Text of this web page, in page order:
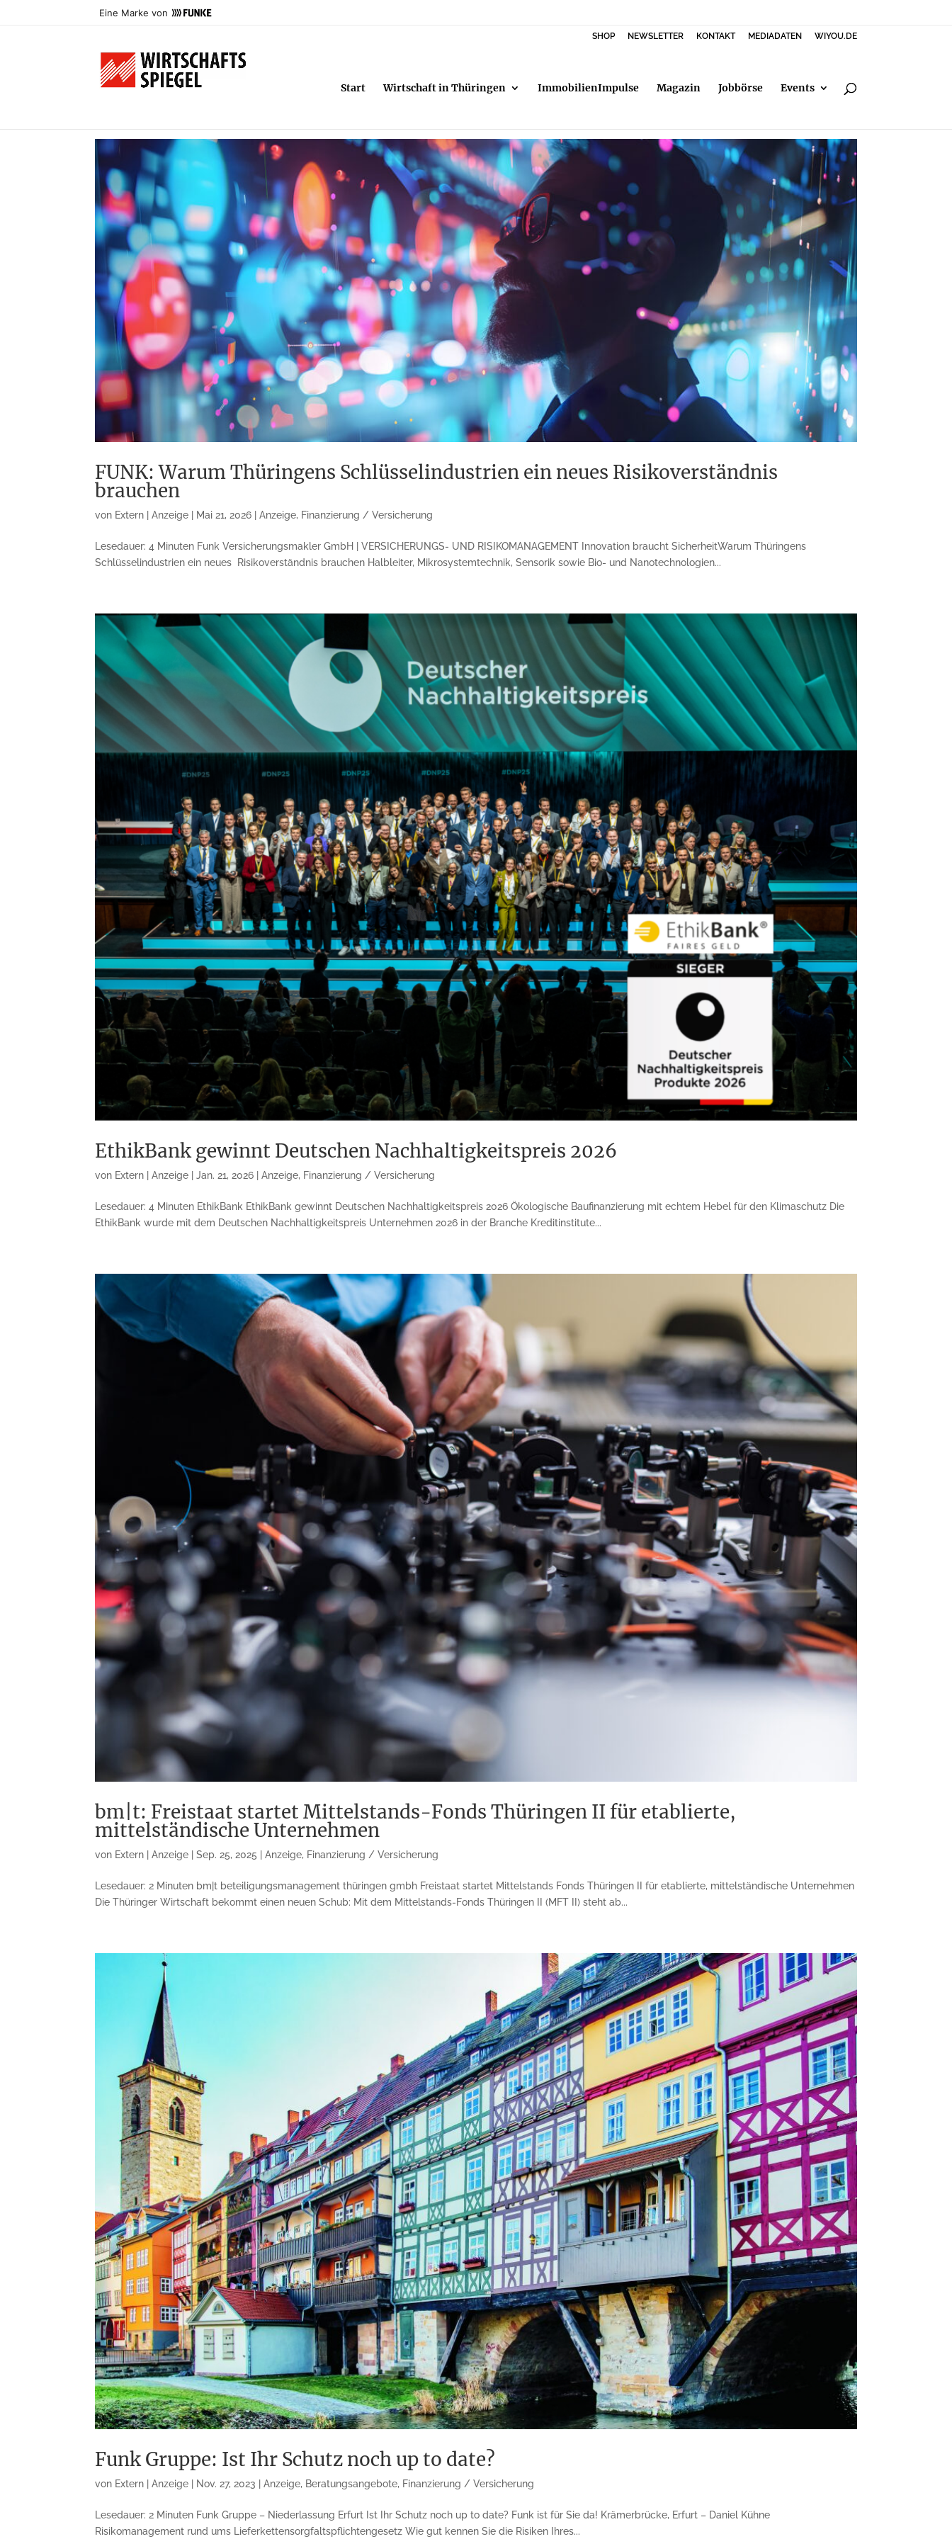
Eine Marke von
SHOP NEWSLETTER KONTAKT MEDIADATEN WIYOU.DE
Start Wirtschaft in Thüringen ImmobilienImpulse Magazin Jobbörse Events
FUNK: Warum Thüringens Schlüsselindustrien ein neues Risikoverständnis
brauchen
von Extern | Anzeige Mai 21, 2026 |Anzeige, Finanzierung / Versicherung
Lesedauer: 4 Minuten Funk Versicherungsmakler GmbH | VERSICHERUNGS- UND RISIKOMANAGEMENT Innovation braucht SicherheitWarum Thüringens
Schlüsselindustrien ein neues Risikoverständnis brauchen Halbleiter, Mikrosystemtechnik, Sensorik sowie Bio- und Nanotechnologien...
EthikBank gewinnt Deutschen Nachhaltigkeitspreis 2026
von Extern | Anzeige |Jan. 21, 2026 |Anzeige, Finanzierung / Versicherung
Lesedauer: 4 Minuten EthikBank EthikBank gewinnt Deutschen Nachhaltigkeitspreis 2026 Ökologische Baufinanzierung mit echtem Hebel für den Klimaschutz Die
EthikBank wurde mit dem Deutschen Nachhaltigkeitspreis Unternehmen 2026 in der Branche Kreditinstitute...
bm|t: Freistaat startet Mittelstands-Fonds Thüringen II für etablierte,
mittelständische Unternehmen
von Extern | Anzeige |Sep. 25, 2025 |Anzeige, Finanzierung / Versicherung
Lesedauer: 2 Minuten bm|t beteiligungsmanagement thüringen gmbh Freistaat startet Mittelstands Fonds Thüringen II für etablierte, mittelständische Unternehmen
Die Thüringer Wirtschaft bekommt einen neuen Schub: Mit dem Mittelstands-Fonds Thüringen II (MFT II) steht ab...
Funk Gruppe: Ist Ihr Schutz noch up to date?
von Extern | Anzeige Nov. 27, 2023 |Anzeige, Beratungsangebote, Finanzierung / Versicherung
Lesedauer: 2 Minuten Funk Gruppe – Niederlassung Erfurt Ist Ihr Schutz noch up to date? Funk ist für Sie da! Krämerbrücke, Erfurt – Daniel Kühne
Risikomanagement rund ums Lieferkettensorgfaltspflichtengesetz Wie gut kennen Sie die Risiken Ihres...